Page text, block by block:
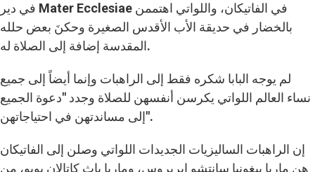
في دير Mater Ecclesiae في الفاتيكان، واللواتي اهتممن
بالخضار في حديقة الأب الأقدس الصغيرة وحكنَ بعض حلله
المقدسة إضافة إلى الصلاة له.
لم يوجه البابا شكره فقط إلى الراهبات وإنما أيضاً إلى جميع
نساء العالم اللواتي يكرسن أنفسهن للصلاة وجدد "دعوة الجميع
إلى مساندتهن في احتياجاتهن".
إن الراهبات الساليزيات الجديدات اللواتي وصلن إلى الفاتيكان
هن ماريا بيغونيا سانتشو إيريروس، وماريا باث كاتالان بويو، من